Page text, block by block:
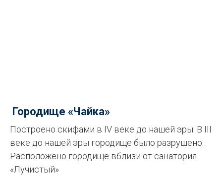
Городище «Чайка»
Построено скифами в IV веке до нашей эры. В III
веке до нашей эры городище было разрушено.
Расположено городище вблизи от санатория
«Лучистый»